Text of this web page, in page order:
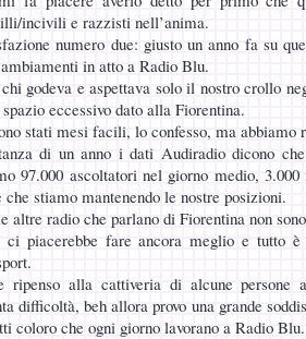
incivili e razzisti nell’anima.
numero due: giusto un anno fa su
in atto a Radio Blu.
godeva e aspettava solo il nostro crollo
eccessivo dato alla Fiorentina.
stati mesi facili, lo confesso, ma abbiamo
di un anno i dati Audiradio dicono
97.000 ascoltatori nel giorno medio,
che stiamo mantenendo le nostre posizioni.
altre radio che parlano di Fiorentina non
ci piacerebbe fare ancora meglio e tutto
ripenso alla cattiveria di alcune persone
difficoltà, beh allora provo una grande
coloro che ogni giorno lavorano a Radio Blu.